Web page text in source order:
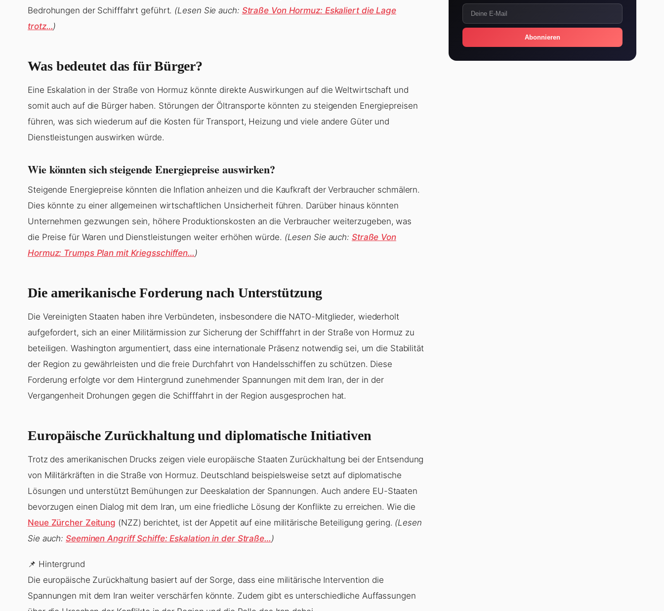
Bedrohungen der Schifffahrt geführt. (Lesen Sie auch: Straße Von Hormuz: Eskaliert die Lage
trotz…)
Was bedeutet das für Bürger?
Eine Eskalation in der Straße von Hormuz könnte direkte Auswirkungen auf die Weltwirtschaft und
somit auch auf die Bürger haben. Störungen der Öltransporte könnten zu steigenden Energiepreisen
führen, was sich wiederum auf die Kosten für Transport, Heizung und viele andere Güter und
Dienstleistungen auswirken würde.
Wie könnten sich steigende Energiepreise auswirken?
Steigende Energiepreise könnten die Inflation anheizen und die Kaufkraft der Verbraucher schmälern.
Dies könnte zu einer allgemeinen wirtschaftlichen Unsicherheit führen. Darüber hinaus könnten
Unternehmen gezwungen sein, höhere Produktionskosten an die Verbraucher weiterzugeben, was
die Preise für Waren und Dienstleistungen weiter erhöhen würde. (Lesen Sie auch: Straße Von
Hormuz: Trumps Plan mit Kriegsschiffen… )
Die amerikanische Forderung nach Unterstützung
Die Vereinigten Staaten haben ihre Verbündeten, insbesondere die NATO-Mitglieder, wiederholt
aufgefordert, sich an einer Militärmission zur Sicherung der Schifffahrt in der Straße von Hormuz zu
beteiligen. Washington argumentiert, dass eine internationale Präsenz notwendig sei, um die Stabilität
der Region zu gewährleisten und die freie Durchfahrt von Handelsschiffen zu schützen. Diese
Forderung erfolgte vor dem Hintergrund zunehmender Spannungen mit dem Iran, der in der
Vergangenheit Drohungen gegen die Schifffahrt in der Region ausgesprochen hat.
Europäische Zurückhaltung und diplomatische Initiativen
Trotz des amerikanischen Drucks zeigen viele europäische Staaten Zurückhaltung bei der Entsendung
von Militärkräften in die Straße von Hormuz. Deutschland beispielsweise setzt auf diplomatische
Lösungen und unterstützt Bemühungen zur Deeskalation der Spannungen. Auch andere EU-Staaten
bevorzugen einen Dialog mit dem Iran, um eine friedliche Lösung der Konflikte zu erreichen. Wie die
Neue Zürcher Zeitung (NZZ) berichtet, ist der Appetit auf eine militärische Beteiligung gering. (Lesen
Sie auch:Seeminen Angriff Schiffe: Eskalation in der Straße… )
📌 Hintergrund
Die europäische Zurückhaltung basiert auf der Sorge, dass eine militärische Intervention die
Spannungen mit dem Iran weiter verschärfen könnte. Zudem gibt es unterschiedliche Auffassungen
Abonnieren